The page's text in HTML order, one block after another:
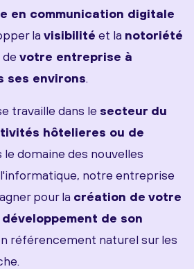
en communication digitale
la visibilité et la notoriété
votre entreprise à
ses environs.
travaille dans le secteur du
hôtelieres ou de
le domaine des nouvelles
notre entreprise
pour la création de votre
développement de son
référencement naturel sur les